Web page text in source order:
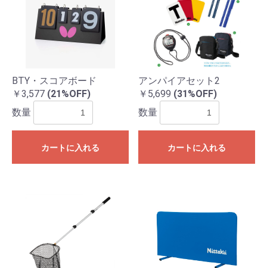
BTY・スコアボード
￥3,577 (21%OFF)
数量
カートに入れる
アンパイアセット2
￥5,699 (31%OFF)
数量
カートに入れる